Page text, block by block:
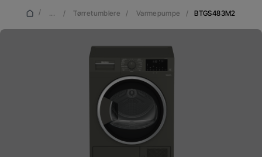
/ ... / Tørretumblere / Varmepumpe / BTGS483M2